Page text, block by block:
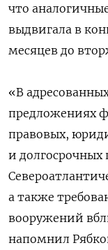
что
выдвигала в
месяцев до
«В
предложениях
правовых,
и
а также
вооружений
напомнил